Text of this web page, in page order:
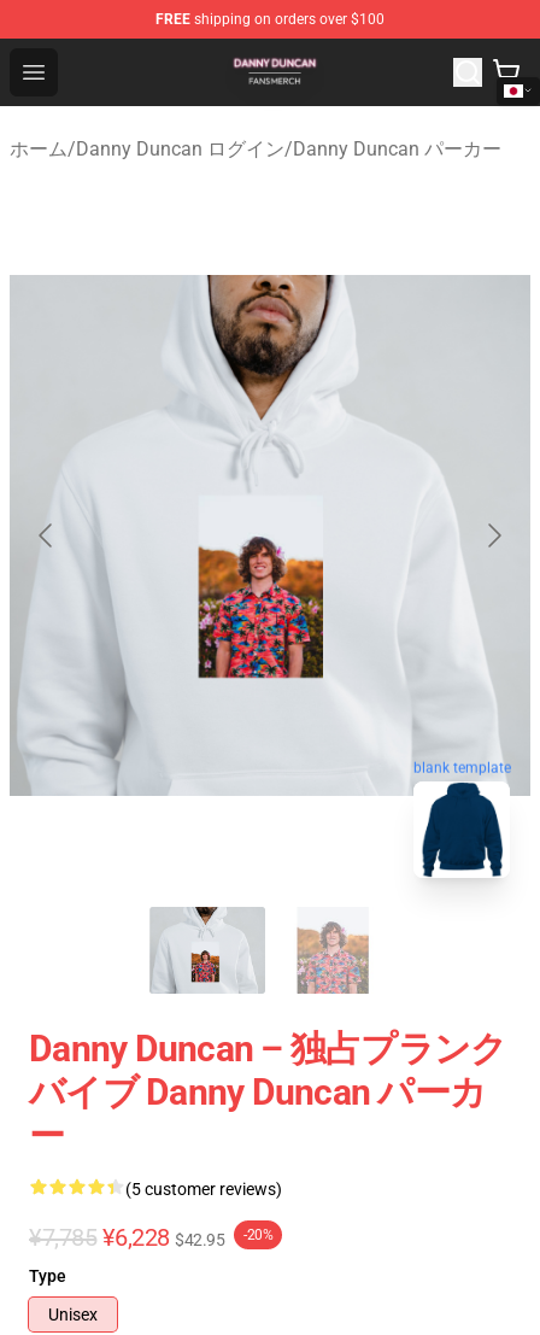
FREE shipping on orders over $100
Open menu
Danny Duncan Shop - Official Danny Duncan
ホーム/Danny Duncan ログイン/Danny Duncan パーカー
blank template
Danny Duncan – 独占プランク
バイブ Danny Duncan パーカ
ー
(5 customer reviews)
¥7,785 ¥6,228 $42.95 -20%
Type
Unisex